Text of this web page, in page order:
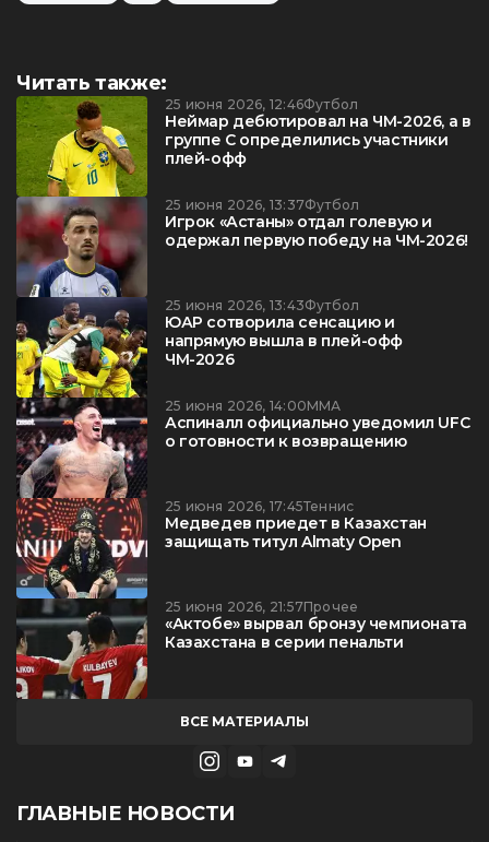
Читать также:
25 июня 2026, 12:46Футбол
Неймар дебютировал на ЧМ-2026, а в
группе C определились участники
плей-офф
25 июня 2026, 13:37Футбол
Игрок «Астаны» отдал голевую и
одержал первую победу на ЧМ-2026!
25 июня 2026, 13:43Футбол
ЮАР сотворила сенсацию и
напрямую вышла в плей-офф
ЧМ-2026
25 июня 2026, 14:00ММА
Аспиналл официально уведомил UFC
о готовности к возвращению
25 июня 2026, 17:45Теннис
Медведев приедет в Казахстан
защищать титул Almaty Open
25 июня 2026, 21:57Прочее
«Актобе» вырвал бронзу чемпионата
Казахстана в серии пенальти
ВСЕ МАТЕРИАЛЫ
ГЛАВНЫЕ НОВОСТИ